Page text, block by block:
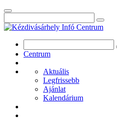
Centrum
Aktuális
Legfrissebb
Ajánlat
Kalendárium